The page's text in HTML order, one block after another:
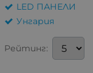
LED ПАНЕЛИ
Унгария
Рейтинг: